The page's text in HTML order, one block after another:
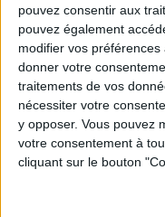
pouvez consentir aux
pouvez également
modifier vos
donner votre
traitements de vos
nécessiter votre
y opposer. Vous pouvez
votre consentement à
cliquant sur le bouton
TOUT CE QUE